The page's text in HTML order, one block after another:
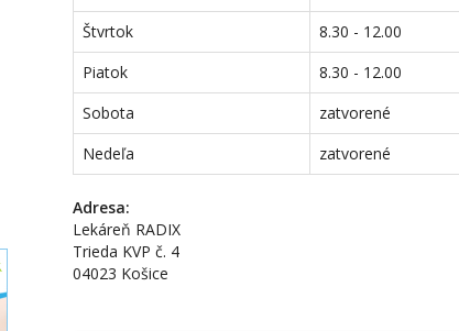
Štvrtok
8.30 - 12.00
Piatok
8.30 - 12.00
Sobota
zatvorené
Nedeľa
zatvorené
Adresa:
Lekáreň RADIX
Trieda KVP č. 4
04023 Košice